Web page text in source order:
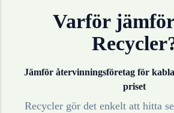
Varför
Jämför återvinningsföretag för
priset
Recycler gör det enkelt att hitta